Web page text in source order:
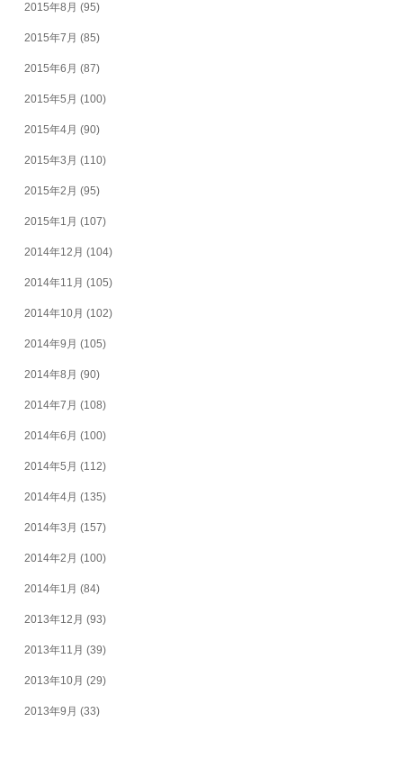
2015年8月 (95)
2015年7月 (85)
2015年6月 (87)
2015年5月 (100)
2015年4月 (90)
2015年3月 (110)
2015年2月 (95)
2015年1月 (107)
2014年12月 (104)
2014年11月 (105)
2014年10月 (102)
2014年9月 (105)
2014年8月 (90)
2014年7月 (108)
2014年6月 (100)
2014年5月 (112)
2014年4月 (135)
2014年3月 (157)
2014年2月 (100)
2014年1月 (84)
2013年12月 (93)
2013年11月 (39)
2013年10月 (29)
2013年9月 (33)